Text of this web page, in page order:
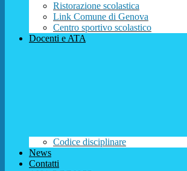
Ristorazione scolastica
Link Comune di Genova
Centro sportivo scolastico
Docenti e ATA
Codice disciplinare
News
Contatti